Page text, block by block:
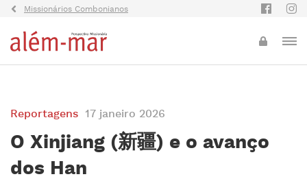
Missionários Combonianos
Reportagens 17 janeiro 2026
O Xinjiang (新疆) e o avanço
dos Han